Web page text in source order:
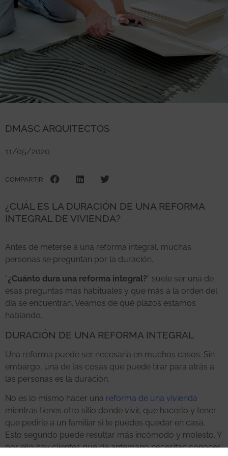
DMASC ARQUITECTOS
11/05/2020
COMPARTIR
¿CUÁL ES LA DURACIÓN DE UNA REFORMA
INTEGRAL DE VIVIENDA?
Antes de meterse a una reforma integral, muchas
personas se preguntan por la duración.
“¿Cuánto dura una reforma integral?” suele ser una de
esas preguntas más habituales y que más a la orden del
día se encuentran. Veamos de qué plazos estamos
hablando.
DURACIÓN DE UNA REFORMA INTEGRAL
Una reforma puede ser necesaria en muchos casos. Sin
embargo, una de las cosas que puede tirar para atrás a
las personas es la duración.
No es lo mismo hacer una reforma de una vivienda
mientras tienes otro sitio donde vivir, que hacerlo y tener
que pedirle a un familiar si te puedes quedar en casa.
Esto segundo puede resultar más incómodo y molesto. Y
por ello hay clientes que de antemano necesitan conocer